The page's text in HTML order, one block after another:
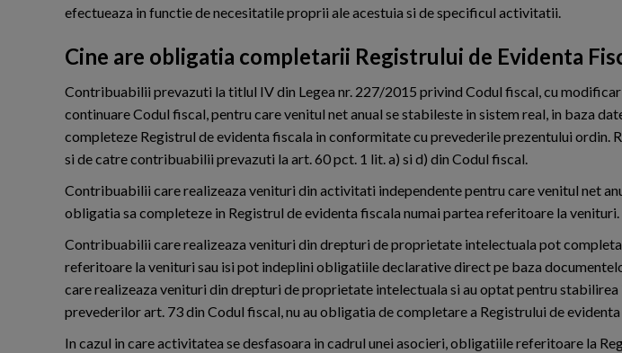
efectueaza in functie de necesitatile proprii ale acestuia si de specificul activitatii.
Cine are obligatia completarii Registrului de Evidenta
Contribuabilii prevazuti la titlul IV din Legea nr. 227/2015 privind Codul fiscal, cu
continuare Codul fiscal, pentru care venitul net anual se stabileste in sistem real, in baza
completeze Registrul de evidenta fiscala in conformitate cu prevederile prezentului ordin.
si de catre contribuabilii prevazuti la art. 60 pct. 1 lit. a) si d) din Codul fiscal.
Contribuabilii care realizeaza venituri din activitati independente pentru care venitul net
obligatia sa completeze in Registrul de evidenta fiscala numai partea referitoare la venituri.
Contribuabilii care realizeaza venituri din drepturi de proprietate intelectuala pot
referitoare la venituri sau isi pot indeplini obligatiile declarative direct pe baza
care realizeaza venituri din drepturi de proprietate intelectuala si au optat pentru
prevederilor art. 73 din Codul fiscal, nu au obligatia de completare a Registrului de
In cazul in care activitatea se desfasoara in cadrul unei asocieri, obligatiile referitoare la